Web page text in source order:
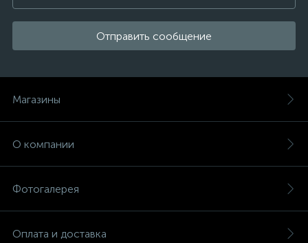
Отправить сообщение
Магазины
О компании
Фотогалерея
Оплата и доставка